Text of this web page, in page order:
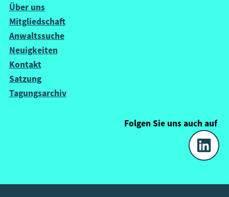
Über uns
Mitgliedschaft
Anwaltssuche
Neuigkeiten
Kontakt
Satzung
Tagungsarchiv
Folgen Sie unsauchauf